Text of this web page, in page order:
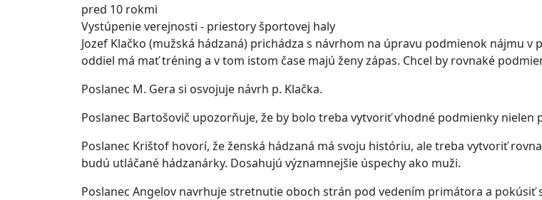
pred 10 rokmi
Vystúpenie verejnosti - priestory športovej haly
Jozef Klačko (mužská hádzaná) prichádza s návrhom na úpravu podmienok nájmu
oddiel má mať tréning a v tom istom čase majú ženy zápas. Chcel by rovnaké
Poslanec M. Gera si osvojuje návrh p. Klačka.
Poslanec Bartošovič upozorňuje, že by bolo treba vytvoriť vhodné podmienky nielen
Poslanec Krištof hovorí, že ženská hádzaná má svoju históriu, ale treba vytvoriť
budú utláčané hádzanárky. Dosahujú významnejšie úspechy ako muži.
Poslanec Angelov navrhuje stretnutie oboch strán pod vedením primátora a pokúsiť